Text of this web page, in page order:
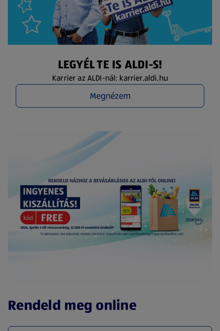
LEGYÉL TE IS ALDI-S!
Karrier az ALDI-nál: karrier.aldi.hu
Megnézem
Rendeld meg online